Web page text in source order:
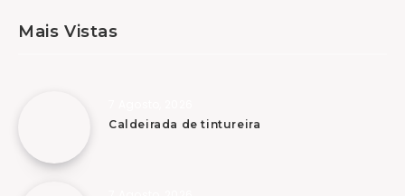
Mais Vistas
Caldeirada de tintureira